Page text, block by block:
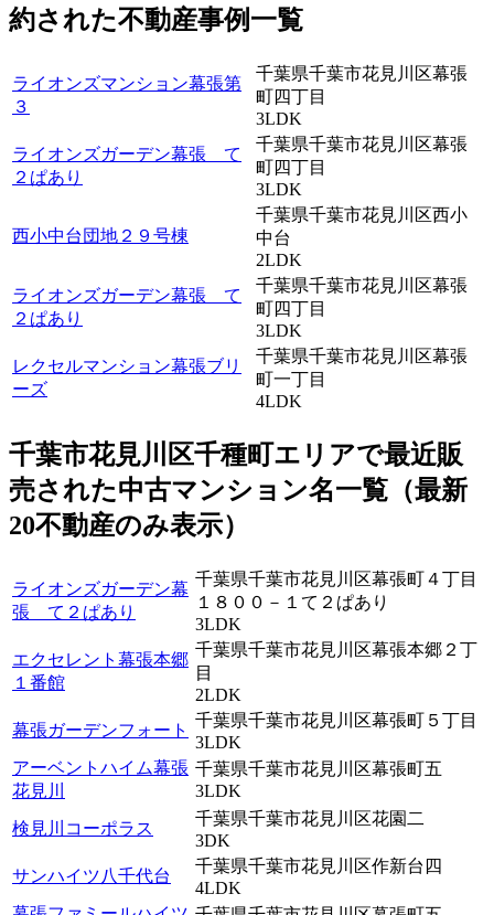
約された不動産事例一覧
ライオンズマンション幕張第
３
千葉県千葉市花見川区幕張
町四丁目
3LDK
ライオンズガーデン幕張 て
２ぱあり
千葉県千葉市花見川区幕張
町四丁目
3LDK
西小中台団地２９号棟
千葉県千葉市花見川区西小
中台
2LDK
ライオンズガーデン幕張 て
２ぱあり
千葉県千葉市花見川区幕張
町四丁目
3LDK
レクセルマンション幕張ブリ
ーズ
千葉県千葉市花見川区幕張
町一丁目
4LDK
千葉市花見川区千種町エリアで最近販
売された中古マンション名一覧（最新
20不動産のみ表示）
ライオンズガーデン幕
張 て２ぱあり
千葉県千葉市花見川区幕張町４丁目
１８００－１て２ぱあり
3LDK
エクセレント幕張本郷
１番館
千葉県千葉市花見川区幕張本郷２丁
目
2LDK
幕張ガーデンフォート
千葉県千葉市花見川区幕張町５丁目
3LDK
アーベントハイム幕張
花見川
千葉県千葉市花見川区幕張町五
3LDK
検見川コーポラス
千葉県千葉市花見川区花園二
3DK
サンハイツ八千代台
千葉県千葉市花見川区作新台四
4LDK